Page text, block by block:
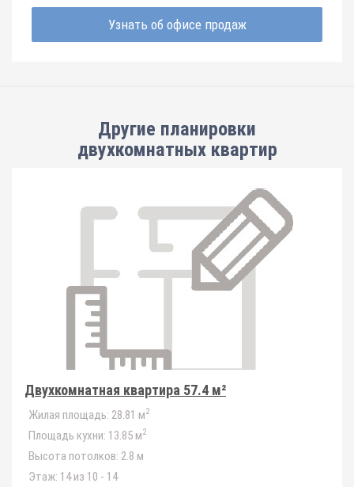
Узнать об офисе продаж
Другие планировки
двухкомнатных квартир
Двухкомнатная квартира 57.4 м²
Жилая площадь: 28.81 м2
Площадь кухни: 13.85 м2
Высота потолков: 2.8 м
Этаж: 14 из 10 - 14